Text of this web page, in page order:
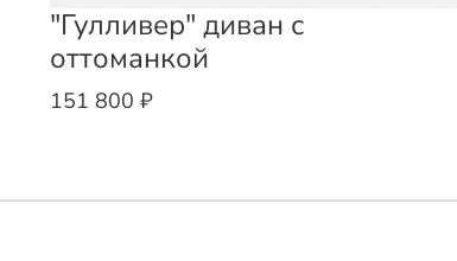
"Гулливер" диван с
оттоманкой
151 800 ₽